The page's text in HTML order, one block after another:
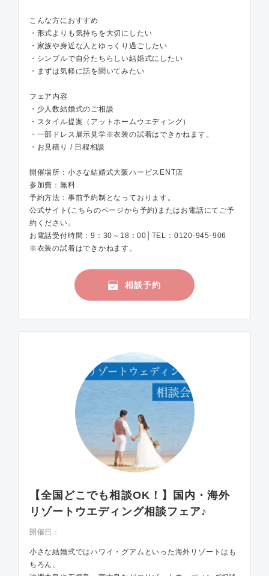
こんな方におすすめ
・形式よりも気持ちを大切にしたい
・家族や身近な人とゆっくり過ごしたい
・シンプルで自分たちらしい結婚式にしたい
・まずは気軽に話を聞いてみたい
フェア内容
・少人数結婚式のご相談
・スタイル提案（アットホームウエディング）
・一部ドレス展示見学※衣装の試着はできかねます。
・お見積り / 日程相談
開催場所：小さな結婚式大阪ハービスENT店
参加費：無料
予約方法：事前予約制となっております。
公式サイト(こちらのページから予約)またはお電話にてご予
約ください。
お電話受付時間：9：30～18：00│TEL：0120-945-906
※衣装の試着はできかねます。
相談予約
【全国どこでも相談OK！】国内・海外
リゾートウエディング相談フェア♪
開催日：
小さな結婚式ではハワイ・グアムといった海外リゾートはも
ちろん、